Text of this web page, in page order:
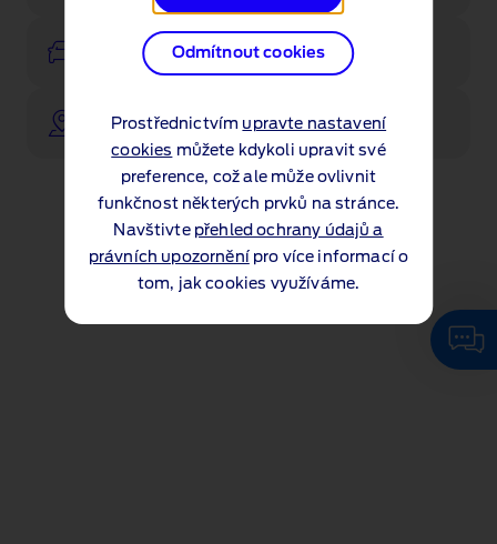
Odmítnout cookies
Prostřednictvím upravte nastavení
cookies můžete kdykoli upravit své
preference, což ale může ovlivnit
funkčnost některých prvků na stránce.
Navštivte přehled ochrany údajů a
právních upozornění pro více informací o
tom, jak cookies využíváme.
Skladové vozy
Najít prodejce a servis